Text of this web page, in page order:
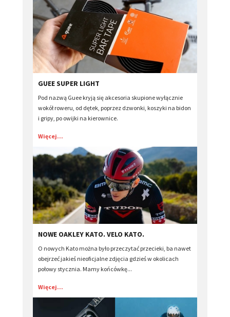
GUEE SUPER LIGHT
Pod nazwą Guee kryją się akcesoria skupione wyłącznie
wokół roweru, od dętek, poprzez dzwonki, koszyki na bidon
i gripy, po owijki na kierownice.
Więcej...
NOWE OAKLEY KATO. VELO KATO.
O nowych Kato można było przeczytać przecieki, ba nawet
obejrzeć jakieś nieoficjalne zdjęcia gdzieś w okolicach
połowy stycznia. Mamy końcówkę...
Więcej...